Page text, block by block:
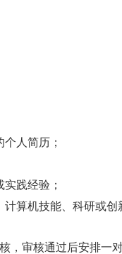
个人简历；
实践经验 ；
计算机技能、科研或创
，审核通过后安排一对